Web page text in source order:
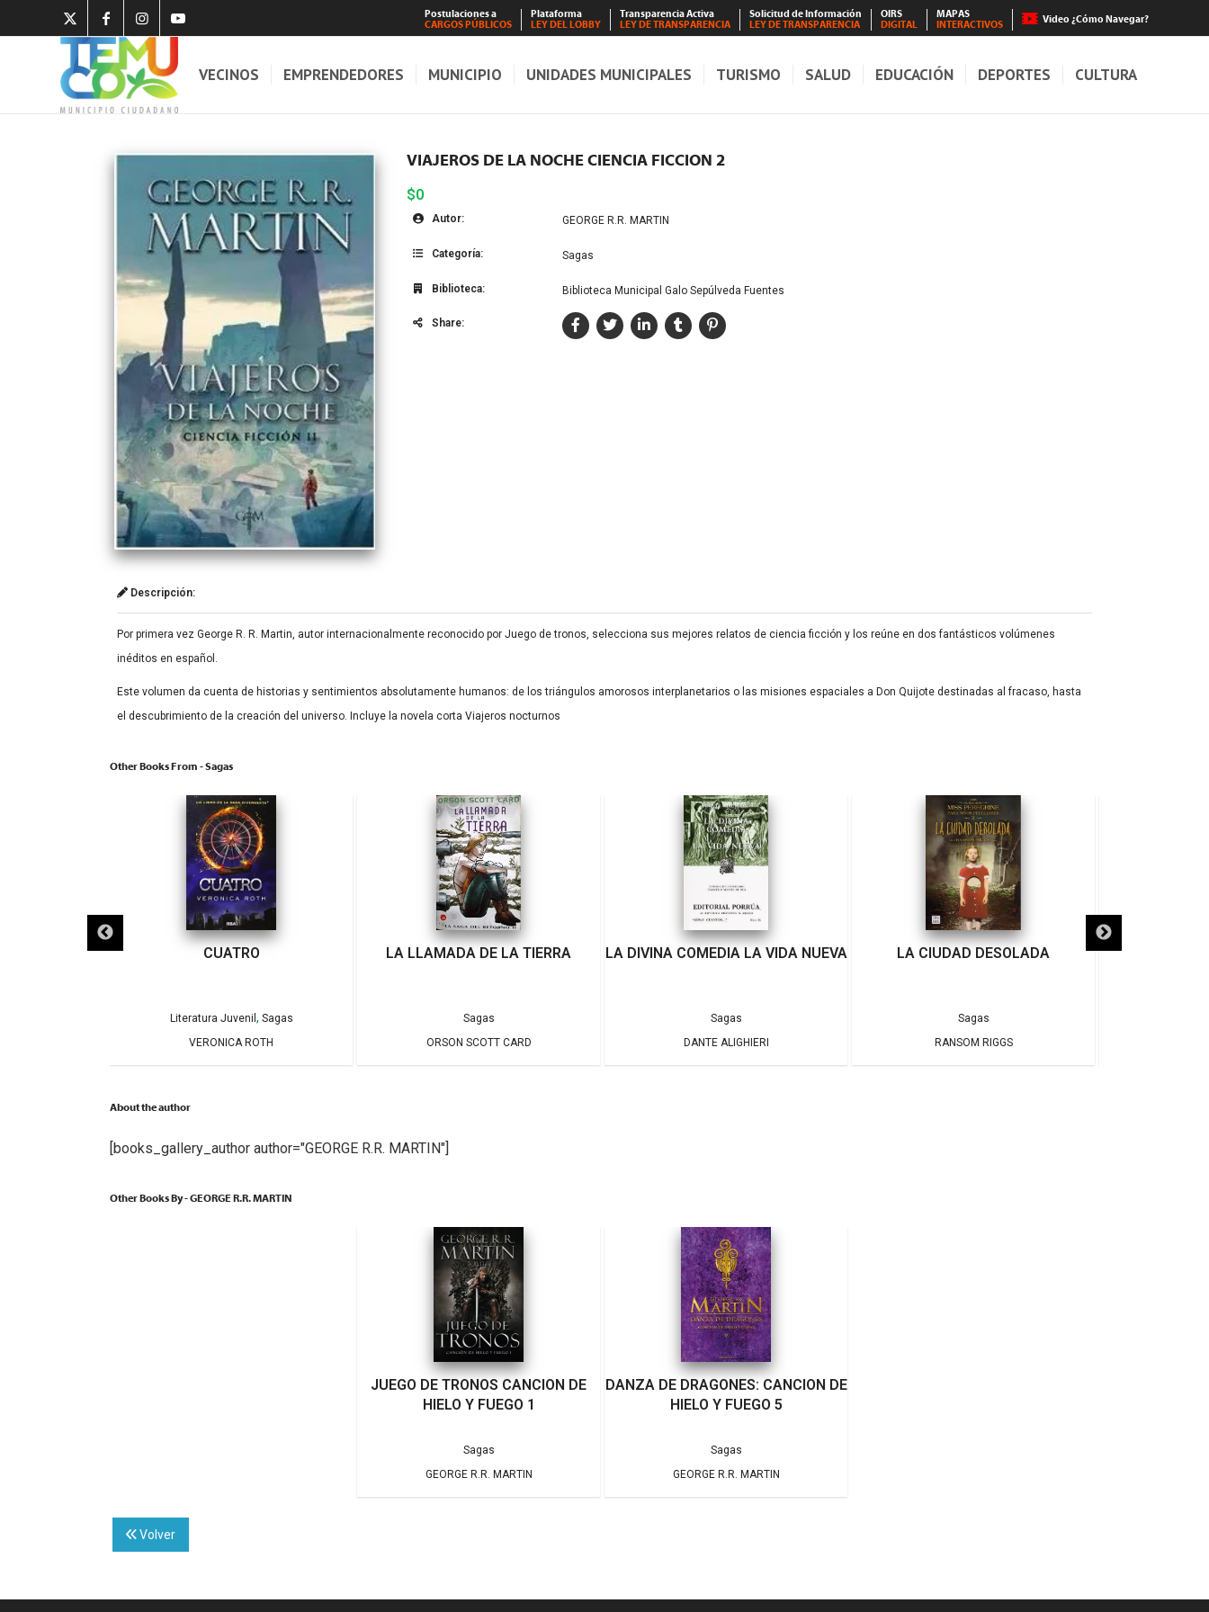
Postulaciones a
CARGOS PÚBLICOS
Plataforma
LEY DEL LOBBY
Transparencia Activa
LEY DE TRANSPARENCIA
Solicitud de Información
LEY DE TRANSPARENCIA
OIRS
DIGITAL
MAPAS
INTERACTIVOS
Video ¿Cómo Navegar?
VECINOS EMPRENDEDORES MUNICIPIO UNIDADES MUNICIPALES TURISMO SALUD EDUCACIÓN DEPORTES CULTURA
VIAJEROS DE LA NOCHE CIENCIA FICCION 2
$0
Autor: GEORGE R.R. MARTIN
Categoría: Sagas
Biblioteca: Biblioteca Municipal Galo Sepúlveda Fuentes
Share:
Descripción:
Por primera vez George R. R. Martin, autor internacionalmente reconocido por Juego de tronos, selecciona sus mejores relatos de ciencia ficción y los reúne en dos fantásticos volúmenes
inéditos en español.
Este volumen da cuenta de historias y sentimientos absolutamente humanos: de los triángulos amorosos interplanetarios o las misiones espaciales a Don Quijote destinadas al fracaso, hasta
el descubrimiento de la creación del universo. Incluye la novela corta Viajeros nocturnos
Other Books From - Sagas
CUATRO
Literatura Juvenil , Sagas
VERONICA ROTH
LA LLAMADA DE LA TIERRA
Sagas
ORSON SCOTT CARD
LA DIVINA COMEDIA LA VIDA NUEVA
Sagas
DANTE ALIGHIERI
LA CIUDAD DESOLADA
Sagas
RANSOM RIGGS
About the author
[books_gallery_author author="GEORGE R.R. MARTIN"]
Other Books By - GEORGE R.R. MARTIN
JUEGO DE TRONOS CANCION DE
HIELO Y FUEGO 1
Sagas
GEORGE R.R. MARTIN
DANZA DE DRAGONES: CANCION DE
HIELO Y FUEGO 5
Sagas
GEORGE R.R. MARTIN
Volver